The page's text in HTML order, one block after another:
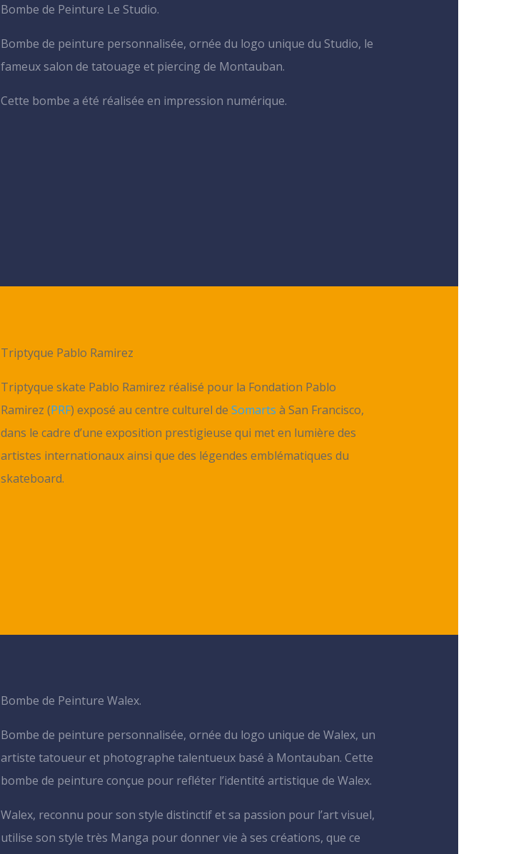
Bombe de Peinture Le Studio.
Bombe de peinture personnalisée, ornée du logo unique du Studio, le
fameux salon de tatouage et piercing de Montauban.
Cette bombe a été réalisée en impression numérique.
Triptyque Pablo Ramirez
Triptyque skate Pablo Ramirez réalisé pour la Fondation Pablo
Ramirez (PRF) exposé au centre culturel de Somarts à San Francisco,
dans le cadre d’une exposition prestigieuse qui met en lumière des
artistes internationaux ainsi que des légendes emblématiques du
skateboard.
Bombe de Peinture Walex.
Bombe de peinture personnalisée, ornée du logo unique de Walex, un
artiste tatoueur et photographe talentueux basé à Montauban. Cette
bombe de peinture conçue pour refléter l’identité artistique de Walex.
Walex, reconnu pour son style distinctif et sa passion pour l’art visuel,
utilise son style très Manga pour donner vie à ses créations, que ce